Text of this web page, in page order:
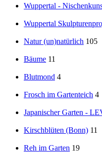
Wuppertal -
Wuppertal
Natur (un)natürlich 105
Bäume 11
Blutmond 4
Frosch im Gartenteich 4
Japanischer Garten -
Kirschblüten (Bonn) 11
Reh im Garten 19